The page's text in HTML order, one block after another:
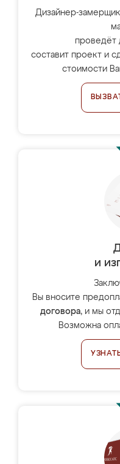
Дизайнер-
проведёт
составит проект и
стоимости
и
Вы вносите
договора, и мы
Возможна